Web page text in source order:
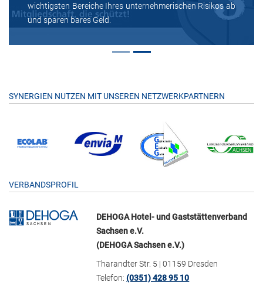
wichtigsten Bereiche Ihres unternehmerischen Risikos ab
und sparen bares Geld.
SYNERGIEN NUTZEN MIT UNSEREN NETZWERKPARTNERN
VERBANDSPROFIL
DEHOGA Hotel- und Gaststättenverband
Sachsen e.V.
(DEHOGA Sachsen e.V.)
Tharandter Str. 5 | 01159 Dresden
Telefon:(0351) 428 95 10